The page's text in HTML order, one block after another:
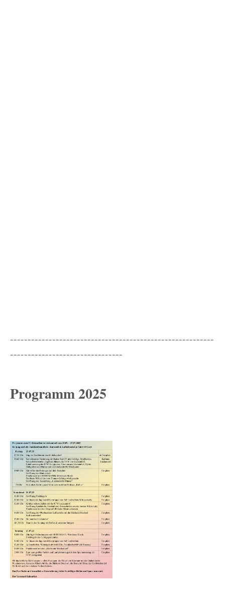
----------------------------------------------------------
--------------------------------
Programm 2025